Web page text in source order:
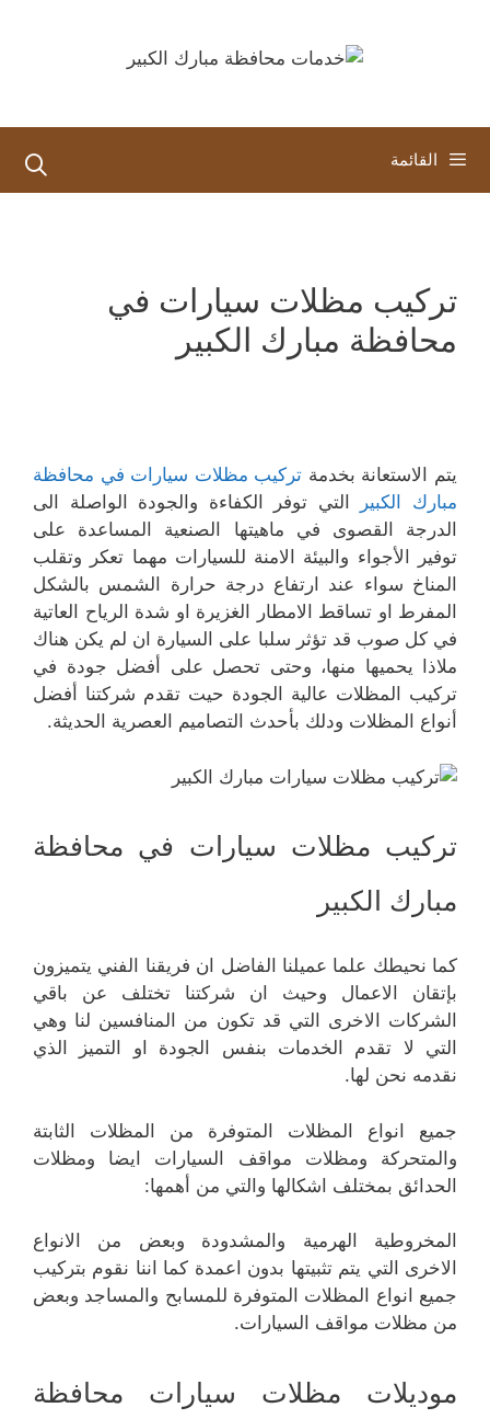
القائمة
تركيب مظلات سيارات في
محافظة مبارك الكبير
يتم الاستعانة بخدمة تركيب مظلات سيارات في محافظة
مبارك الكبير
التي توفر الكفاءة والجودة الواصلة الى
الدرجة القصوى في ماهيتها الصنعية المساعدة على
توفير الأجواء والبيئة الامنة للسيارات مهما تعكر وتقلب
المناخ سواء عند ارتفاع درجة حرارة الشمس بالشكل
المفرط او تساقط الامطار الغزيرة او شدة الرياح العاتية
في كل صوب قد تؤثر سلبا على السيارة ان لم يكن هناك
ملاذا يحميها منها، وحتى تحصل على أفضل جودة في
تركيب المظلات عالية الجودة حيت تقدم شركتنا أفضل
أنواع المظلات ودلك بأحدث التصاميم العصرية الحديثة.
تركيب مظلات سيارات في محافظة
مبارك الكبير
كما نحيطك علما عميلنا الفاضل ان فريقنا الفني يتميزون
بإتقان الاعمال وحيث ان شركتنا تختلف عن باقي
الشركات الاخرى التي قد تكون من المنافسين لنا وهي
التي لا تقدم الخدمات بنفس الجودة او التميز الذي
نقدمه نحن لها.
جميع انواع المظلات المتوفرة من المظلات الثابتة
والمتحركة ومظلات مواقف السيارات ايضا ومظلات
الحدائق بمختلف اشكالها والتي من أهمها:
المخروطية الهرمية والمشدودة وبعض من الانواع
الاخرى التي يتم تثبيتها بدون اعمدة كما اننا نقوم بتركيب
جميع انواع المظلات المتوفرة للمسابح والمساجد وبعض
من مظلات مواقف السيارات.
موديلات مظلات سيارات محافظة